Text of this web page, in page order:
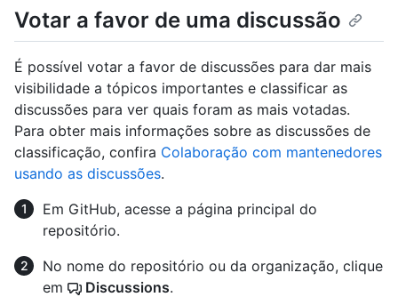
Votar a favor de uma discussão
É possível votar a favor de discussões para dar mais
visibilidade a tópicos importantes e classificar as
discussões para ver quais foram as mais votadas.
Para obter mais informações sobre as discussões de
classificação, confira Colaboração com mantenedores
usando as discussões.
Em GitHub, acesse a página principal do
repositório.
No nome do repositório ou da organização, clique
em
Discussions.